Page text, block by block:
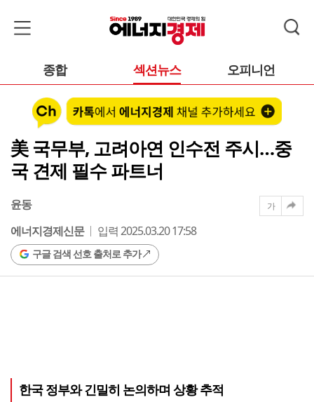
종합 섹션뉴스 오피니언
美 국무부, 고려아연 인수전 주시…중
국 견제 필수 파트너
윤동
에너지경제신문
입력 2025.03.20 17:58
구글 검색 선호 출처로 추가
가
한국 정부와 긴밀히 논의하며 상황 추적